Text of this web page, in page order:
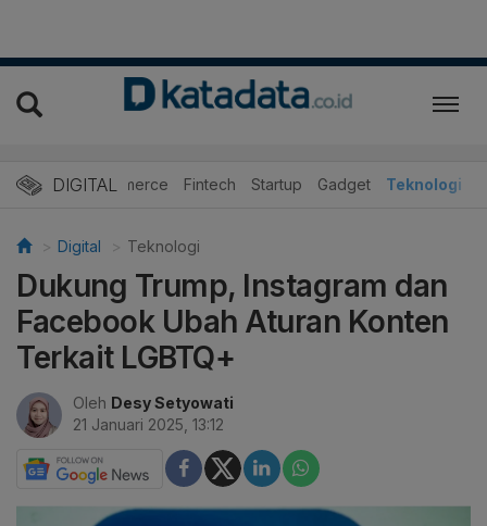
DIGITAL
E-Commerce Fintech Startup Gadget Teknologi
Digital Teknologi
Dukung Trump, Instagram dan
Facebook Ubah Aturan Konten
Terkait LGBTQ+
Oleh Desy Setyowati
21 Januari 2025, 13:12